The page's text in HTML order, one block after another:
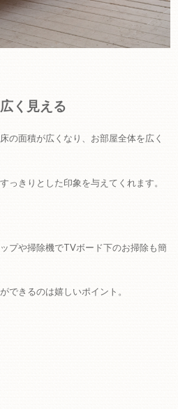
く見える
の面積が広くなり、お部屋全体を広く
っきりとした印象を与えてくれます。
プや掃除機でTVボード下のお掃除も簡
できるのは嬉しいポイント。